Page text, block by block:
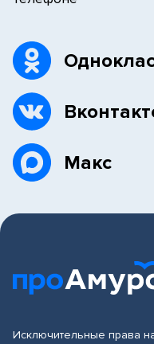
Макс
Исключительные права